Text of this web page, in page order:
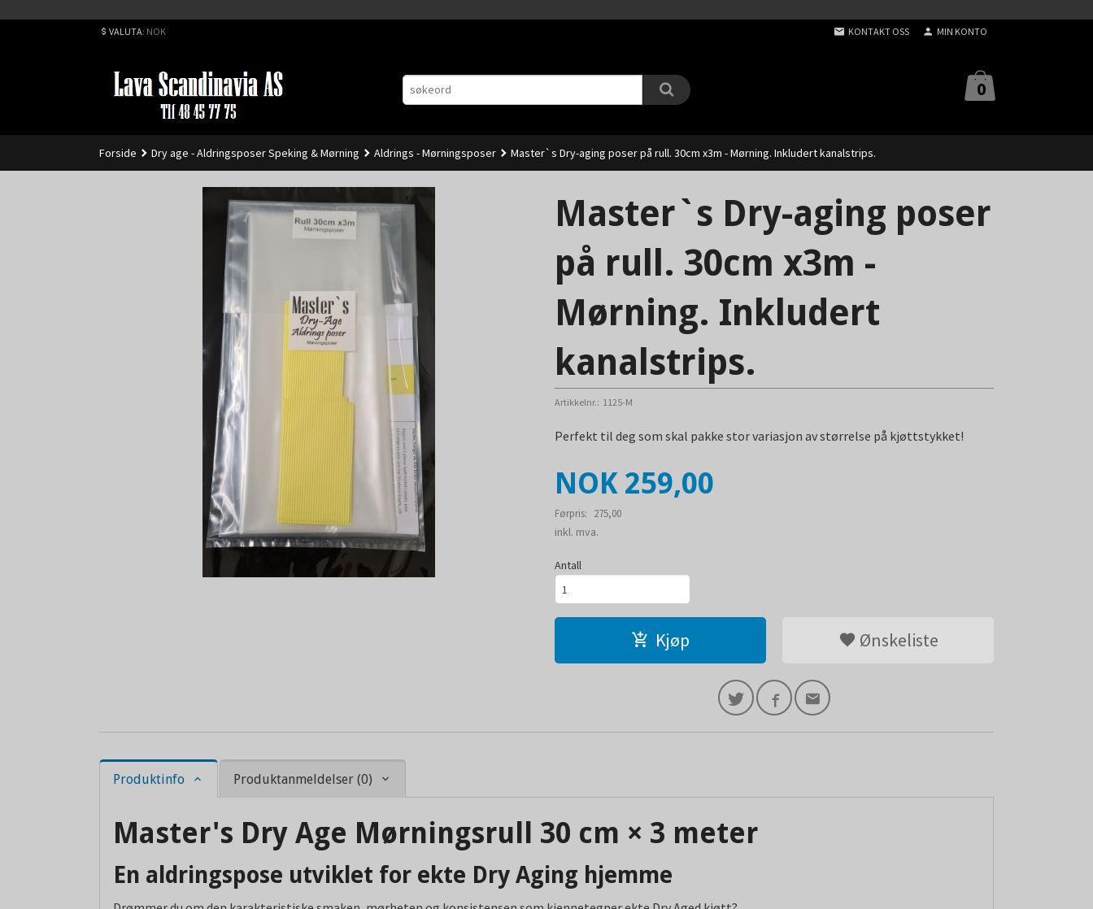
VALUTA: NOK KONTAKT OSS MIN KONTO
0
Forside Dry age - Aldringsposer Speking & Mørning Aldrings - Mørningsposer Master`s Dry-aging poser på rull. 30cm x3m - Mørning. Inkludert kanalstrips.
Master`s Dry-aging poser
på rull. 30cm x3m -
Mørning. Inkludert
kanalstrips.
Artikkelnr.: 1125-M
Perfekt til deg som skal pakke stor variasjon av størrelse på kjøttstykket!
Tilbud
NOK 259,00
Førpris: 275,00
Rabatt
inkl. mva.
Antall
Kjøp Ønskeliste
Produktinfo Produktanmeldelser (0)
Master's Dry Age Mørningsrull 30 cm × 3 meter
En aldringspose utviklet for ekte Dry Aging hjemme